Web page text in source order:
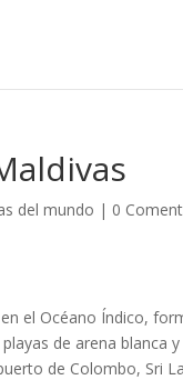
del mundo | 0
el Océano Índico,
de arena blanca
de Colombo, Sri